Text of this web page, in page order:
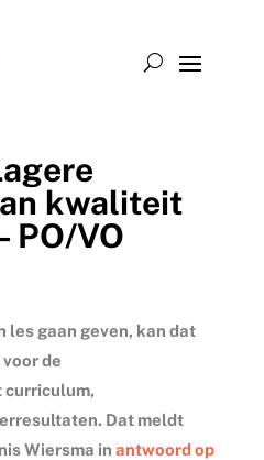
kwaliteit
PO/VO
les gaan geven, kan dat
de
Dat meldt
Wiersma in antwoord op